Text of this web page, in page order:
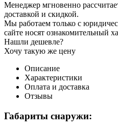
Менеджер мгновенно
доставкой и скидкой.
Мы работаем только с
сайте носят ознакомительный
Нашли дешевле?
Хочу такую же цену
Описание
Характеристики
Оплата и доставка
Отзывы
Габариты снаружи: